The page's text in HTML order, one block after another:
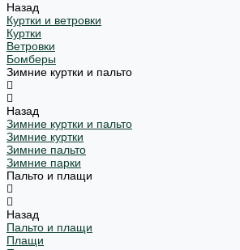
Назад
Куртки и ветровки
Куртки
Ветровки
Бомберы
Зимние куртки и пальто
Назад
Зимние куртки и пальто
Зимние куртки
Зимние пальто
Зимние парки
Пальто и плащи
Назад
Пальто и плащи
Плащи